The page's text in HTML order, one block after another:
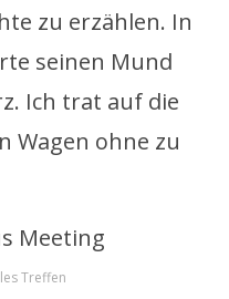
zu erzählen. In
seinen Mund
Ich trat auf die
Wagen ohne zu
Treffen